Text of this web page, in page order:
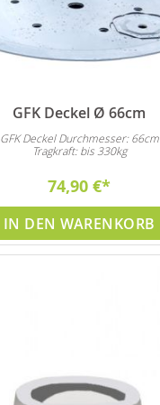
GFK Deckel Ø 66cm
GFK Deckel Durchmesser: 66cm
Tragkraft: bis 330kg
74,90 €
IN DEN WARENKORB